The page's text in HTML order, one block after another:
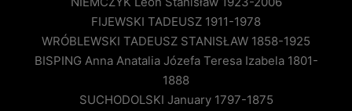
FIJEWSKI TADEUSZ 1911-1978
WRÓBLEWSKI TADEUSZ STANISŁAW 1858-1925
BISPING Anna Anatalia Józefa Teresa Izabela 1801-
1888
SUCHODOLSKI January 1797-1875